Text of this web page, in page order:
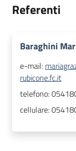
Referenti
Baraghini
e-mail:
rubicone.fc.it
telefono:
cellulare: